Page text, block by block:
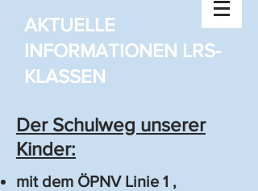
AKTUELLE
INFORMATIONEN LRS-
KLASSEN
Der Schulweg unserer
Kinder:
mit dem ÖPNV Linie 1 ,